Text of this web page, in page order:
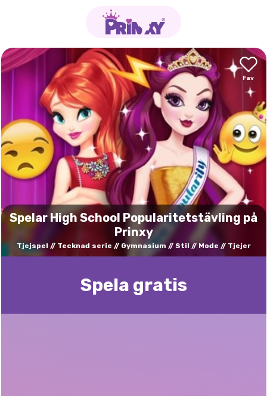
Spelar High School Popularitetstävling på
Prinxy
Tjejspel Tecknad serie Gymnasium Stil Mode Tjejer
Spela gratis